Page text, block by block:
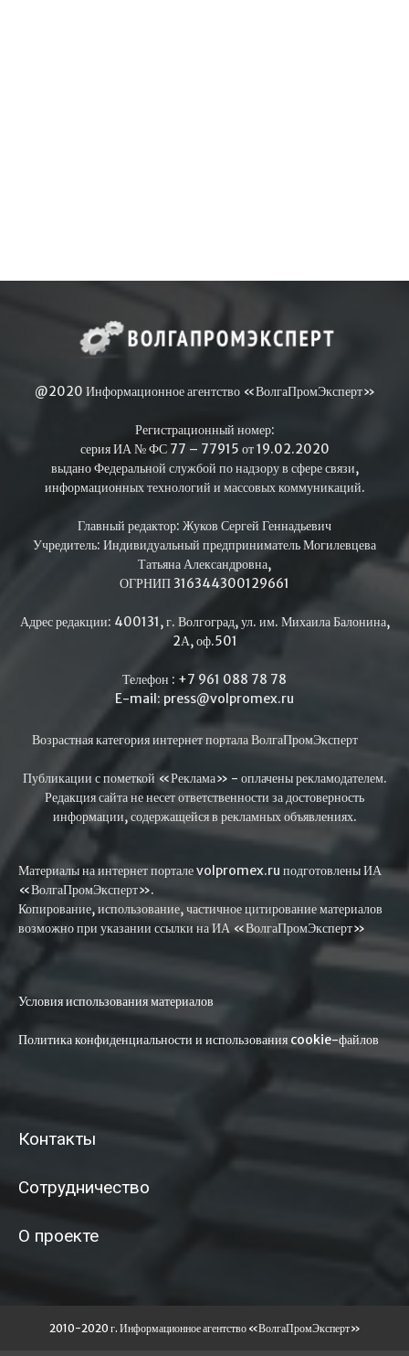
@2020 Информационное агентство «ВолгаПромЭксперт»
Регистрационный номер:
серия ИА № ФС 77 – 77915 от 19.02.2020
выдано Федеральной службой по надзору в сфере связи,
информационных технологий и массовых коммуникаций.
Главный редактор: Жуков Сергей Геннадьевич
Учредитель: Индивидуальный предприниматель Могилевцева
Татьяна Александровна,
ОГРНИП 316344300129661
Адрес редакции: 400131, г. Волгоград, ул. им. Михаила Балонина,
2А, оф.501
Телефон : +7 961 088 78 78
E-mail: press@volpromex.ru
Возрастная категория интернет портала ВолгаПромЭксперт
Публикации с пометкой «Реклама» - оплачены рекламодателем.
Редакция сайта не несет ответственности за достоверность
информации, содержащейся в рекламных объявлениях.
Материалы на интернет портале volpromex.ru подготовлены ИА
«ВолгаПромЭксперт».
Копирование, использование, частичное цитирование материалов
возможно при указании ссылки на ИА «ВолгаПромЭксперт»
Условия использования материалов
Политика конфиденциальности и использования cookie-файлов
Контакты
Сотрудничество
О проекте
2010-2020 г. Информационное агентство «ВолгаПромЭксперт»